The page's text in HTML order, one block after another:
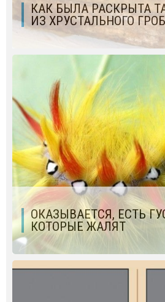
КАК БЫЛА РАСКРЫТА
ИЗ ХРУСТАЛЬНОГО
ОКАЗЫВАЕТСЯ, ЕСТЬ
КОТОРЫЕ ЖАЛЯТ